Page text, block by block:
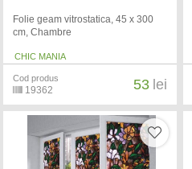
Folie geam vitrostatica, 45 x 300
cm, Chambre
CHIC MANIA
Cod produs
19362 53 lei